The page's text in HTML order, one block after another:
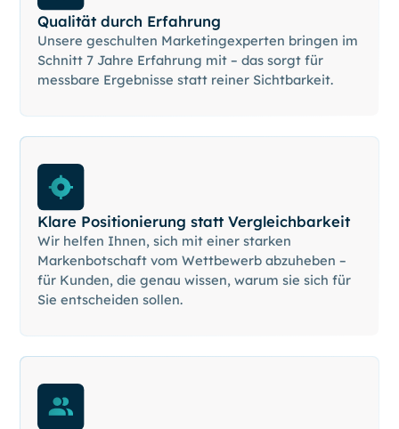
Qualität durch Erfahrung
Unsere geschulten Marketingexperten bringen im
Schnitt 7 Jahre Erfahrung mit – das sorgt für
messbare Ergebnisse statt reiner Sichtbarkeit.
Klare Positionierung statt Vergleichbarkeit
Wir helfen Ihnen, sich mit einer starken
Markenbotschaft vom Wettbewerb abzuheben –
für Kunden, die genau wissen, warum sie sich für
Sie entscheiden sollen.